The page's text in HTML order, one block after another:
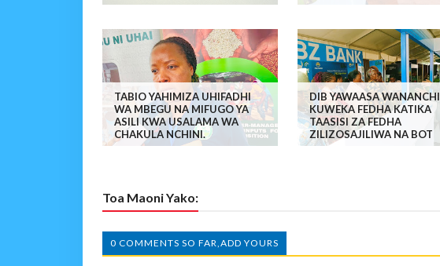
TABIO YAHIMIZA UHIFADHI
WA MBEGU NA MIFUGO YA
ASILI KWA USALAMA WA
CHAKULA NCHINI.
DIB YAWAASA WANANCHI
KUWEKA FEDHA KATIKA
TAASISI ZA FEDHA
ZILIZOSAJILIWA NA BOT
Toa Maoni Yako:
0 COMMENTS SO FAR,ADD YOURS